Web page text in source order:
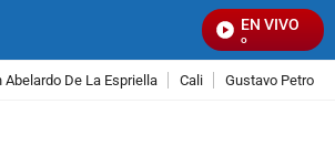
EN VIVO
Abelardo De La Espriella Cali Gustavo Petro